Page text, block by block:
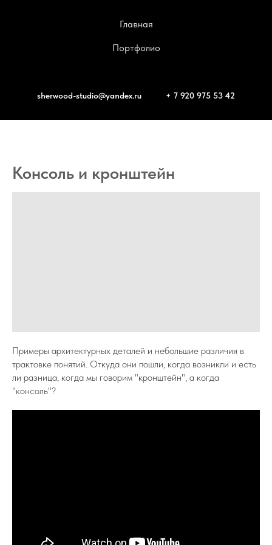
Главная
Портфолио
sherwood-studio@yandex.ru + 7 920 975 53 42
Консоль и кронштейн
Примеры архитектурных деталей и небольшие различия в
трактовке понятий. Откуда они пошли, когда возникли и есть
ли разница, когда мы говорим "кронштейн", а когда
"консоль"?